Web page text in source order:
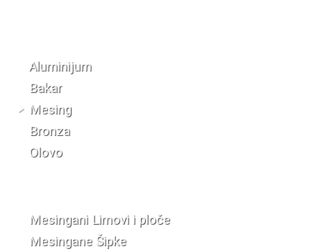
Aluminijum
Bakar
Mesing
Bronza
Olovo
Mesingani Limovi i ploče
Mesingane Šipke